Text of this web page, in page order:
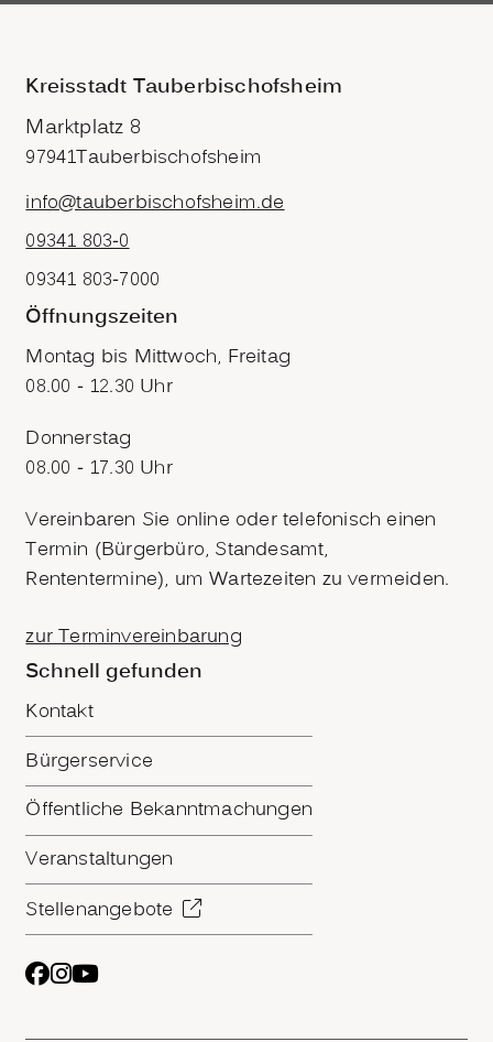
Kreisstadt Tauberbischofsheim
Marktplatz 8
97941Tauberbischofsheim
info@tauberbischofsheim.de
09341 803-0
09341 803-7000
Öffnungszeiten
Montag bis Mittwoch, Freitag
08.00 - 12.30 Uhr
Donnerstag
08.00 - 17.30 Uhr
Vereinbaren Sie online oder telefonisch einen
Termin (Bürgerbüro, Standesamt,
Rententermine), um Wartezeiten zu vermeiden.
zur Terminvereinbarung
Schnell gefunden
Kontakt
Bürgerservice
Öffentliche Bekanntmachungen
Veranstaltungen
Stellenangebote